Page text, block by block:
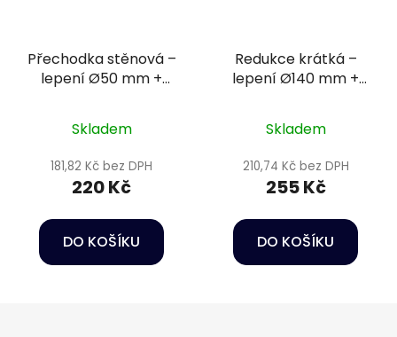
Přechodka stěnová –
lepení Ø50 mm +
Skladem
181,82 Kč bez DPH
220 Kč
DO KOŠÍKU
Redukce krátká –
lepení Ø140 mm +
Skladem
210,74 Kč bez DPH
255 Kč
DO KOŠÍKU